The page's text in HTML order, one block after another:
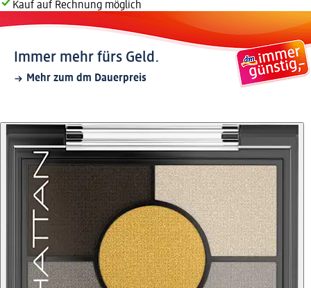
Kauf auf Rechnung möglich
Immer mehr fürs Geld.
Mehr zum dm Dauerpreis